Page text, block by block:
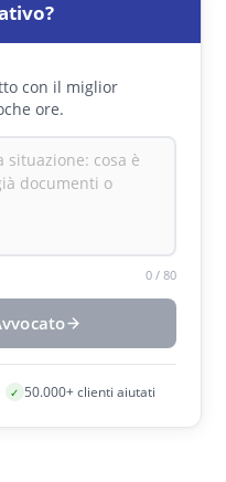
con il miglior
ore.
0/ 80
✓ 50.000+ clienti aiutati